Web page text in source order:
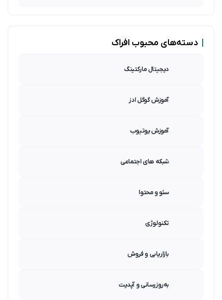
دسته‌های محبوب افراک
دیجیتال مارکتینگ
آموزش گوگل ادز
آموزش یوتیوب
شبکه های اجتماعی
سئو و محتوا
تکنولوژی
بازاریابی و فروش
به‌روزرسانی و آپدیت